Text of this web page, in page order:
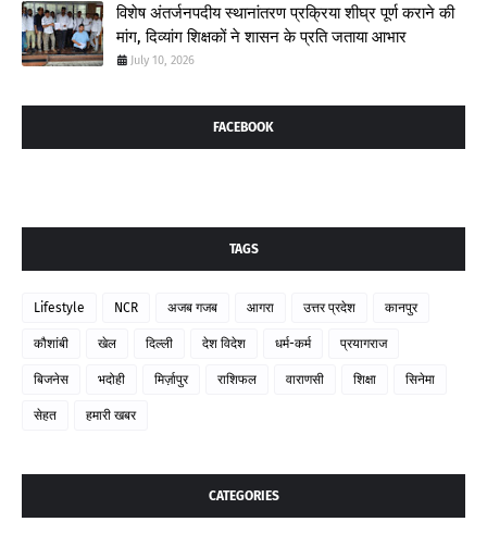
विशेष अंतर्जनपदीय स्थानांतरण प्रक्रिया शीघ्र पूर्ण कराने की
मांग, दिव्यांग शिक्षकों ने शासन के प्रति जताया आभार
July 10, 2026
FACEBOOK
TAGS
Lifestyle NCR अजब गजब आगरा उत्तर प्रदेश कानपुर
कौशांबी खेल दिल्ली देश विदेश धर्म-कर्म प्रयागराज
बिजनेस भदोही मिर्ज़ापुर राशिफल वाराणसी शिक्षा सिनेमा
सेहत हमारी खबर
CATEGORIES